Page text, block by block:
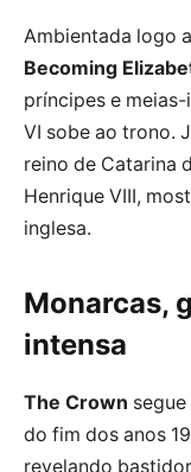
Ambientada logo
Becoming
príncipes e
VI sobe ao trono.
reino de Catarina
Henrique VIII,
inglesa.
Monarcas,
intensa
The Crown
do fim dos anos
revelando